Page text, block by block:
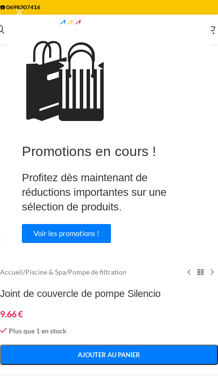
🛍️
Promotions en cours !
Profitez dès maintenant de
réductions importantes sur une
sélection de produits.
Voir les promotions !
☎️0698307416
Agrandir
Accueil/Piscine & Spa/Pompe de filtration
Joint de couvercle de pompe Silencio
9.66€
Plus que 1 en stock
AJOUTER AU PANIER